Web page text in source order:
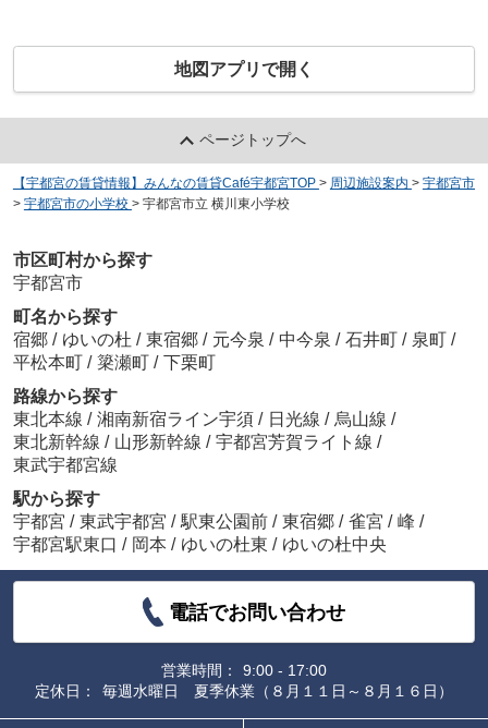
地図アプリで開く
ページトップへ
【宇都宮の賃貸情報】みんなの賃貸Café宇都宮TOP > 周辺施設案内 > 宇都宮市
> 宇都宮市の小学校 > 宇都宮市立 横川東小学校
市区町村から探す
宇都宮市
町名から探す
宿郷 / ゆいの杜 / 東宿郷 / 元今泉 / 中今泉 / 石井町 / 泉町 /
平松本町 / 簗瀬町 / 下栗町
路線から探す
東北本線 / 湘南新宿ライン宇須 / 日光線 / 烏山線 /
東北新幹線 / 山形新幹線 / 宇都宮芳賀ライト線 /
東武宇都宮線
駅から探す
宇都宮 / 東武宇都宮 / 駅東公園前 / 東宿郷 / 雀宮 / 峰 /
宇都宮駅東口 / 岡本 / ゆいの杜東 / ゆいの杜中央
電話でお問い合わせ
営業時間：
9:00 - 17:00
定休日：
毎週水曜日 夏季休業（８月１１日～８月１６日）